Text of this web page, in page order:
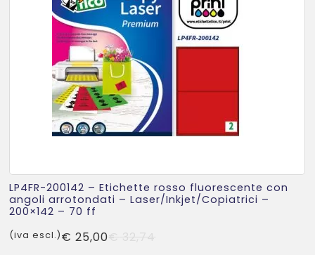
LP4FR-200142 – Etichette rosso fluorescente con
angoli arrotondati – Laser/Inkjet/Copiatrici –
200×142 – 70 ff
€ 25,00
(iva escl.)